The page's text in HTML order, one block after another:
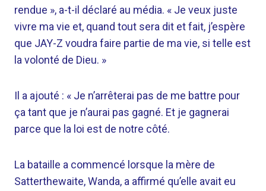
rendue », a-t-il déclaré au média. « Je veux juste
vivre ma vie et, quand tout sera dit et fait, j’espère
que JAY-Z voudra faire partie de ma vie, si telle est
la volonté de Dieu. »
Il a ajouté : « Je n’arrêterai pas de me battre pour
ça tant que je n’aurai pas gagné. Et je gagnerai
parce que la loi est de notre côté.
La bataille a commencé lorsque la mère de
Satterthewaite, Wanda, a affirmé qu’elle avait eu